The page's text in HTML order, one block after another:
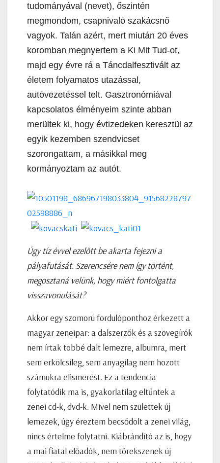
tudományával (nevet), őszintén
megmondom, csapnivaló szakácsnő
vagyok. Talán azért, mert miután 20 éves
koromban megnyertem a Ki Mit Tud-ot,
majd egy évre rá a Táncdalfesztivált az
életem folyamatos utazással,
autóvezetéssel telt. Gasztronómiával
kapcsolatos élményeim szinte abban
merültek ki, hogy évtizedeken keresztül az
egyik kezemben szendvicset
szorongattam, a másikkal meg
kormányoztam az autót.
Úgy tíz évvel ezelőtt be akarta fejezni a
pályafutását. Szerencsére nem így történt,
megosztaná velünk, hogy miért fontolgatta
visszavonulását?
Akkor egy szomorú fordulóponthoz érkezett a
magyar zeneipar: a dalszerzők és a szövegírók
nem írtak többé dalt lemezre, albumra, mert
sem erkölcsileg, sem anyagilag nem hozott
számukra elismerést. Ez a tendencia
folytatódik ma is, gyakorlatilag eltűntek a
zenei cd-k, dvd-k. Mivel nem születtek új
lemezek, úgy éreztem becsődölt a zenei világ,
nincs értelme folytatni. Kiábrándító az is, hogy
a mai fiatal előadók, nem törekszenek új